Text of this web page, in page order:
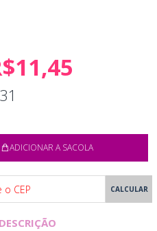
ADICIONAR A SACOLA
DESCRIÇÃO